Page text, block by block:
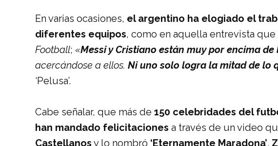
En varias ocasiones, el argentino ha elogiado el
diferentes equipos, como en aquella entrevista
Football; «Messi y Cristiano están muy por encima de
acercándose a ellos. Ni uno solo logra la mitad de lo
‘Pelusa’.
Cabe señalar, que más de 150 celebridades del
han mandado felicitaciones a través de un video
Castellanos y lo nombró ‘Eternamente Maradona’.